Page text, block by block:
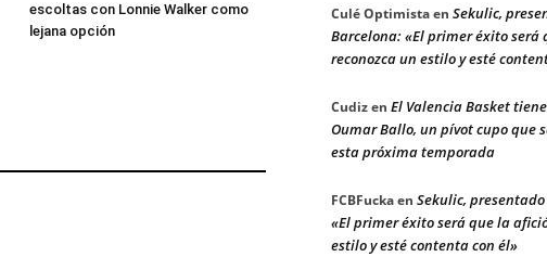
escoltas con Lonnie Walker como
lejana opción
Culé Optimistaen Sekulic,
Barcelona: «El primer éxito será
reconozca un estilo y esté
Cudizen El Valencia Basket
Oumar Ballo, un pívot cupo que
esta próxima temporada
FCBFuckaen Sekulic,
«El primer éxito será que la
estilo y esté contenta con él»